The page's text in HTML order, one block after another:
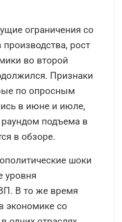
ограничения со
рост
во второй
Признаки
по опросным
в июне и июле,
подъема в
в обзоре.
шоки
уровня
В то же время
экономике со